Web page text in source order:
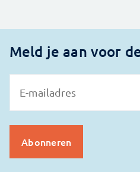
Meld je aan voor